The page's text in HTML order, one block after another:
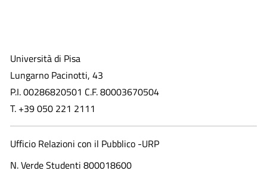
Università di Pisa
Lungarno Pacinotti, 43
P.I. 00286820501 C.F. 80003670504
T. +39 050 221 2111
Ufficio Relazioni con il Pubblico -URP
N. Verde Studenti 800018600​